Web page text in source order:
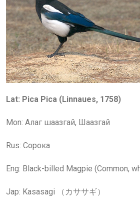
Lat: Pica Pica (Linnaues, 1758)
Mon: Алаг шаазгай, Шаазгай
Rus: Сорока
Eng: Black-billed Magpie (Common,
Jap: Kasasagi （カササギ）